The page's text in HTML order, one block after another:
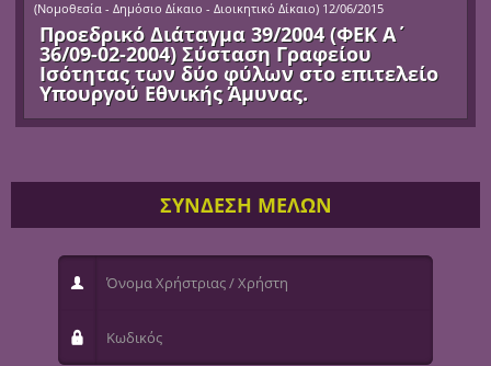
(Νομοθεσία - Δημόσιο Δίκαιο - Διοικητικό Δίκαιο) 12/06/2015
Προεδρικό Διάταγμα 39/2004 (ΦΕΚ Α΄
36/09-02-2004) Σύσταση Γραφείου
Ισότητας των δύο φύλων στο επιτελείο
Υπουργού Εθνικής Άμυνας.
ΣΥΝΔΕΣΗ ΜΕΛΩΝ
Όνομα Χρήστριας / Χρήστη
Κωδικός